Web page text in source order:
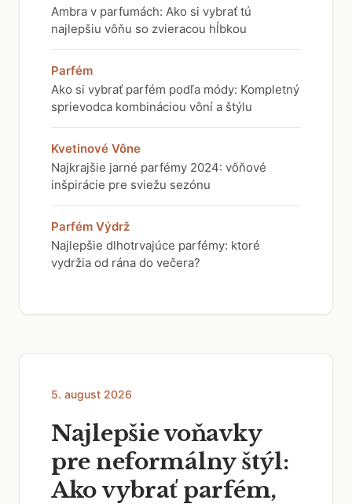
Ambra v parfumách: Ako si vybrať tú
najlepšiu vôňu so zvieracou hĺbkou
Parfém
Ako si vybrať parfém podľa módy: Kompletný
sprievodca kombináciou vôní a štýlu
Kvetinové Vône
Najkrajšie jarné parfémy 2024: vôňové
inšpirácie pre sviežu sezónu
Parfém Výdrž
Najlepšie dlhotrvajúce parfémy: ktoré
vydržia od rána do večera?
5. august 2026
Najlepšie voňavky
pre neformálny štýl:
Ako vybrať parfém,